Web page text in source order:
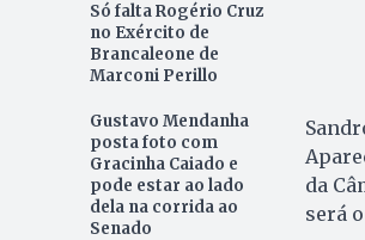
Só falta Rogério Cruz
no Exército de
Brancaleone de
Marconi Perillo
Gustavo Mendanha
posta foto com
Gracinha Caiado e
pode estar ao lado
dela na corrida ao
Senado
da
será